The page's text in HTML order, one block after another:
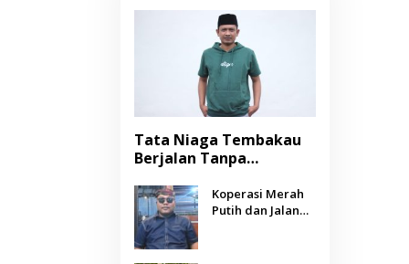
Tata Niaga Tembakau
Berjalan Tanpa
Negara Berpihak
kepada Petani?
Koperasi Merah
Putih dan Jalan